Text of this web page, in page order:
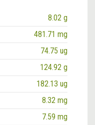
8.02 g
481.71 mg
74.75 ug
124.92 g
182.13 ug
8.32 mg
7.59 mg